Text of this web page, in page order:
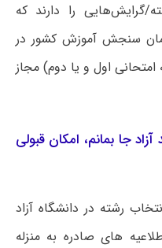
گرایش‌هایی را دارند که
سنجش آموزش کشور در
اول و یا دوم) مجاز
جا بمانم، امکان قبولی
رشته در دانشگاه آزاد
های صادره به منزله